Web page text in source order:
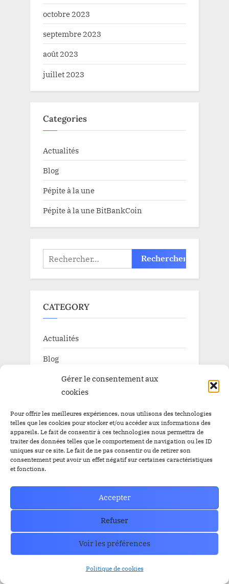
Gérer le consentement aux
cookies
Pour offrir les meilleures expériences, nous utilisons des technologies
telles que les cookies pour stocker et/ou accéder aux informations des
appareils. Le fait de consentir à ces technologies nous permettra de
traiter des données telles que le comportement de navigation ou les ID
uniques sur ce site. Le fait de ne pas consentir ou de retirer son
consentement peut avoir un effet négatif sur certaines caractéristiques
et fonctions.
Accepter
Refuser
Voir les préférences
Politique de cookies
octobre 2023
septembre 2023
août 2023
juillet 2023
Categories
Actualités
Blog
Pépite à la une
Pépite à la une BitBankCoin
Rechercher :
CATEGORY
Actualités
Blog
Pépite à la une
Pépite à la une BitBankCoin
TAGS
Airdrops Altcoins
BitBankCoin
BitBankCoin Visa Card NFTs
bitcoin